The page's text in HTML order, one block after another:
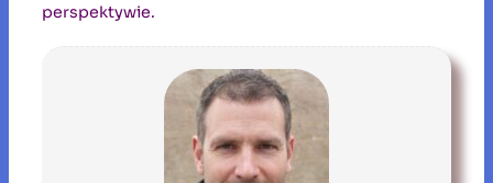
perspektywie.